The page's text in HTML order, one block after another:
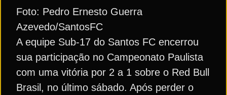
Foto: Pedro Ernesto Guerra
Azevedo/SantosFC
A equipe Sub-17 do Santos FC encerrou
sua participação no Campeonato Paulista
com uma vitória por 2 a 1 sobre o Red Bull
Brasil, no último sábado. Após perder o